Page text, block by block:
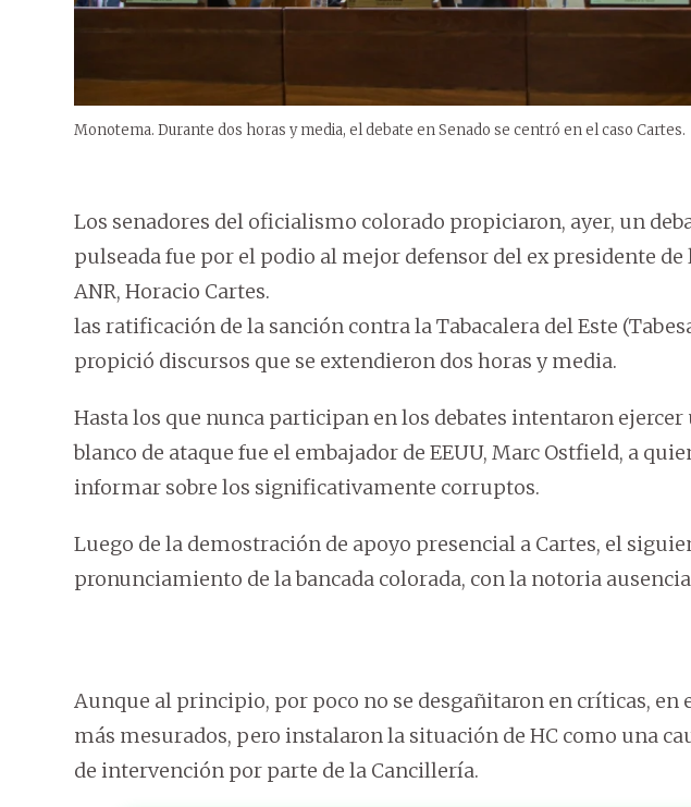
Monotema. Durante dos horas y media, el debate en Senado se centró en el caso Cartes.
Los senadores del oficialismo colorado propiciaron, ayer, un
pulseada fue por el podio al mejor defensor del ex presidente
ANR, Horacio Cartes.
las ratificación de la sanción contra la Tabacalera del Este
propició discursos que se extendieron dos horas y media.
Hasta los que nunca participan en los debates intentaron
blanco de ataque fue el embajador de EEUU, Marc Ostfield, a
informar sobre los significativamente corruptos.
Luego de la demostración de apoyo presencial a Cartes, el
pronunciamiento de la bancada colorada, con la notoria
Aunque al principio, por poco no se desgañitaron en críticas, en
más mesurados, pero instalaron la situación de HC como una
de intervención por parte de la Cancillería.